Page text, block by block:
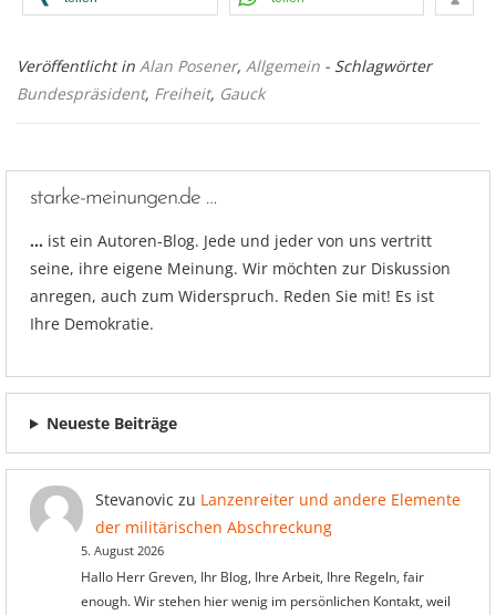
Veröffentlicht in Alan Posener, Allgemein - Schlagwörter
Bundespräsident, Freiheit, Gauck
starke-meinungen.de …
… ist ein Autoren-Blog. Jede und jeder von uns vertritt
seine, ihre eigene Meinung. Wir möchten zur Diskussion
anregen, auch zum Widerspruch. Reden Sie mit! Es ist
Ihre Demokratie.
Neueste Beiträge
Stevanovic zu Lanzenreiter und andere Elemente
der militärischen Abschreckung
5. August 2026
Hallo Herr Greven, Ihr Blog, Ihre Arbeit, Ihre Regeln, fair
enough. Wir stehen hier wenig im persönlichen Kontakt, weil